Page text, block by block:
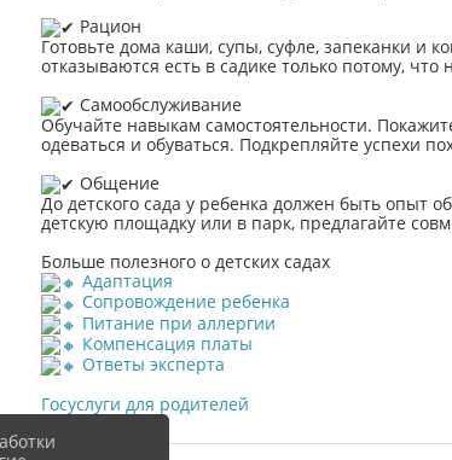
Рацион
Готовьте дома каши, супы, суфле, запеканки и
отказываются есть в садике только потому, что
Самообслуживание
Обучайте навыкам самостоятельности.
одеваться и обуваться. Подкрепляйте успехи
Общение
До детского сада у ребенка должен быть опыт
детскую площадку или в парк, предлагайте
Больше полезного о детских садах
Адаптация
Сопровождение ребенка
Питание при аллергии
Компенсация платы
Ответы эксперта
Госуслуги для родителей